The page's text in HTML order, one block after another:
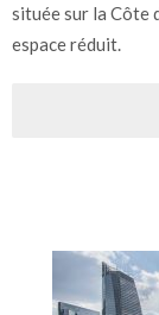
située sur la Côte
espace réduit.